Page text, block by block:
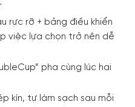
rực rỡ + bảng điều khiển
việc lựa chọn trở nên dễ
pha cùng lúc hai
kín, tự làm sạch sau mỗi